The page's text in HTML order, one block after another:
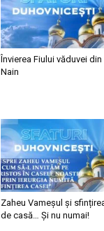
Învierea Fiului văduvei din
Nain
Zaheu Vameșul și
de casă… Și nu numai!